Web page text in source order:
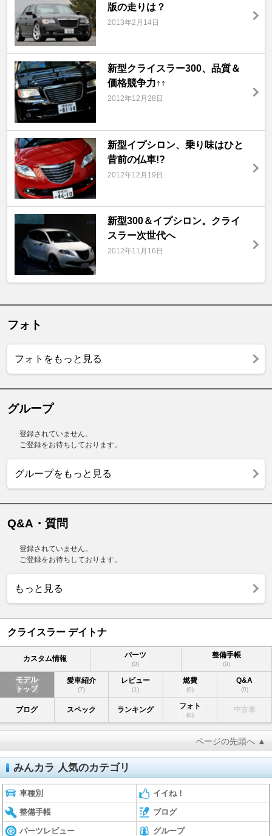
版の走りは？
2013年2月14日
新型クライスラー300、品質＆
価格競争力↑↑
2012年12月28日
新型イプシロン、乗り味はひと
昔前の仏車!?
2012年12月19日
新型300＆イプシロン。クライ
スラー次世代へ
2012年11月16日
フォト
フォトをもっと見る
グループ
登録されていません。
ご登録をお待ちしております。
グループをもっと見る
Q&A・質問
登録されていません。
ご登録をお待ちしております。
もっと見る
クライスラー デイトナ
カスタム情報 パーツ
(0)
整備手帳
(0)
モデル
トップ
愛車紹介
(7)
レビュー
(1)
燃費
(0)
Q&A
(0)
ブログ スペック ランキング フォト
(0)
中古車
ページの先頭へ ▲
みんカラ 人気のカテゴリ
車種別 イイね！
整備手帳 ブログ
パーツレビュー グループ